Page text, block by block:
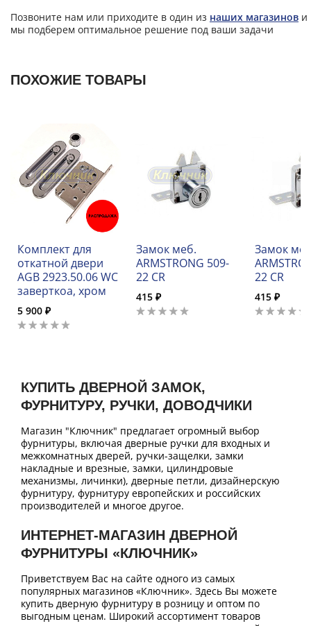
Позвоните нам или приходите в один из наших магазинов и
мы подберем оптимальное решение под ваши задачи
ПОХОЖИЕ ТОВАРЫ
Комплект для
откатной двери
AGB 2923.50.06 WC
заверткоа, хром
5 900 ₽
Замок меб.
ARMSTRONG 509-
22 CR
415 ₽
Замок
22 CR
415 ₽
КУПИТЬ ДВЕРНОЙ ЗАМОК,
ФУРНИТУРУ, РУЧКИ, ДОВОДЧИКИ
Магазин "Ключник" предлагает огромный выбор
фурнитуры, включая дверные ручки для входных и
межкомнатных дверей, ручки-защелки, замки
накладные и врезные, замки, цилиндровые
механизмы, личинки), дверные петли, дизайнерскую
фурнитуру, фурнитуру европейских и российских
производителей и многое другое.
ИНТЕРНЕТ-МАГАЗИН ДВЕРНОЙ
ФУРНИТУРЫ «КЛЮЧНИК»
Приветствуем Вас на сайте одного из самых
популярных магазинов «Ключник». Здесь Вы можете
купить дверную фурнитуру в розницу и оптом по
выгодным ценам. Широкий ассортимент товаров